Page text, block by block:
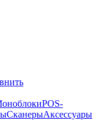
POS-
СканерыАксессуары